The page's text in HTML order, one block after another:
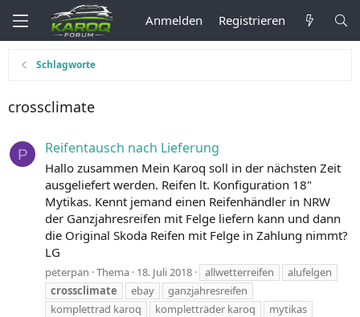
Anmelden Registrieren
Schlagworte
crossclimate
P Reifentausch nach Lieferung
Hallo zusammen Mein Karoq soll in der nächsten Zeit
ausgeliefert werden. Reifen lt. Konfiguration 18"
Mytikas. Kennt jemand einen Reifenhändler in NRW
der Ganzjahresreifen mit Felge liefern kann und dann
die Original Skoda Reifen mit Felge in Zahlung nimmt?
LG
peterpan Thema 18. Juli 2018 allwetterreifen
alufelgen
crossclimate
ebay
ganzjahresreifen
komplettrad karoq
kompletträder karoq
mytikas